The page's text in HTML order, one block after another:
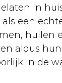
in
een
aldus
in de